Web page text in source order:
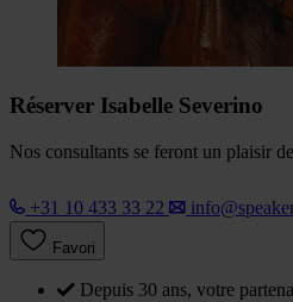
Réserver Isabelle Severino
Nos consultants se feront un plaisir
+31 10 433 33 22
Favori
Depuis 30 ans, votre